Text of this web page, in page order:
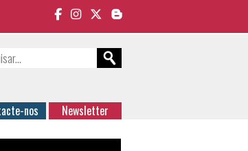
nos Newsletter